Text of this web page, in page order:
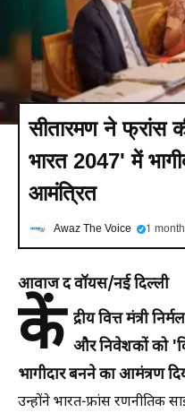
सीतारमण ने फ्रांस
भारत 2047' में
आमंत्रित
Awaz The Voice 1
आवाज द वॉयस/नई दिल्ली
कें द्रीय वित्त मंत्री
और निवेशकों को
भागीदार बनने का आमंत्रण
उन्होंने भारत-फ्रांस रणनीतिक